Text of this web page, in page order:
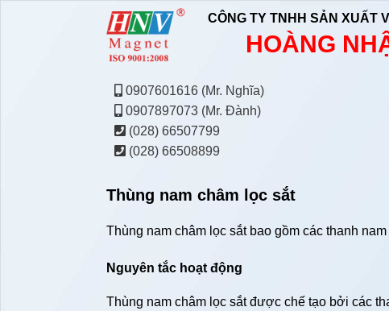
CÔNG TY TNHH SẢN XUẤT
HOÀNG
0907601616 (Mr. Nghĩa)
0907897073 (Mr. Đành)
(028) 66507799
(028) 66508899
Thùng nam châm lọc sắt
Thùng nam châm lọc sắt bao gồm các thanh
Nguyên tắc hoạt động
Thùng nam châm lọc sắt được chế tạo bởi các